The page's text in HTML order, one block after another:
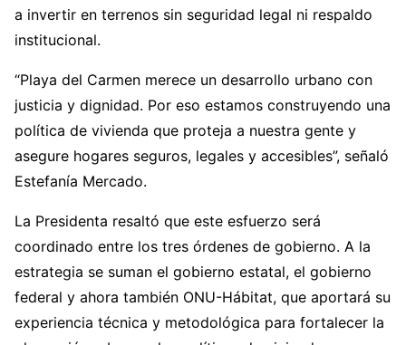
a invertir en terrenos sin seguridad legal ni respaldo
institucional.
“Playa del Carmen merece un desarrollo urbano con
justicia y dignidad. Por eso estamos construyendo una
política de vivienda que proteja a nuestra gente y
asegure hogares seguros, legales y accesibles”, señaló
Estefanía Mercado.
La Presidenta resaltó que este esfuerzo será
coordinado entre los tres órdenes de gobierno. A la
estrategia se suman el gobierno estatal, el gobierno
federal y ahora también ONU-Hábitat, que aportará su
experiencia técnica y metodológica para fortalecer la